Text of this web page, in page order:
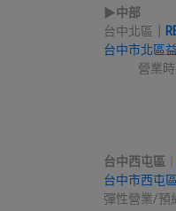
▶︎中部
台中北區
台中市北區
營業時間
Sat. -
台中西屯區
台中市西屯
彈性營業/預